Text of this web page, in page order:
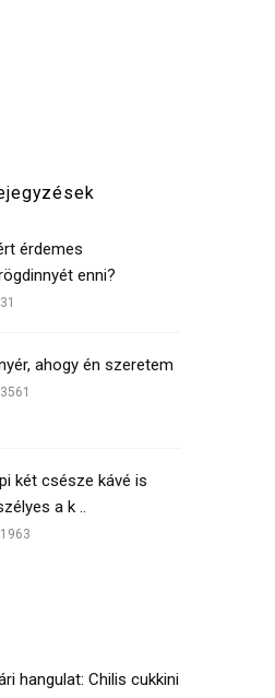
érdemes
enni?
31
ahogy én szeretem
3561
két csésze kávé is
a k ..
1963
hangulat: Chilis cukkini